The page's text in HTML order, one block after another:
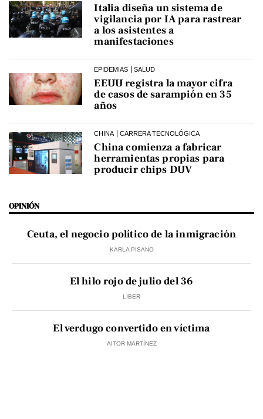
Italia diseña un sistema de
vigilancia por IA para rastrear
a los asistentes a
manifestaciones
EPIDEMIAS SALUD
EEUU registra la mayor cifra
de casos de sarampión en 35
años
CHINA CARRERA TECNOLÓGICA
China comienza a fabricar
herramientas propias para
producir chips DUV
OPINIÓN
Ceuta, el negocio político de la inmigración
KARLA PISANO
El hilo rojo de julio del 36
LIBER
El verdugo convertido en víctima
AITOR MARTÍNEZ